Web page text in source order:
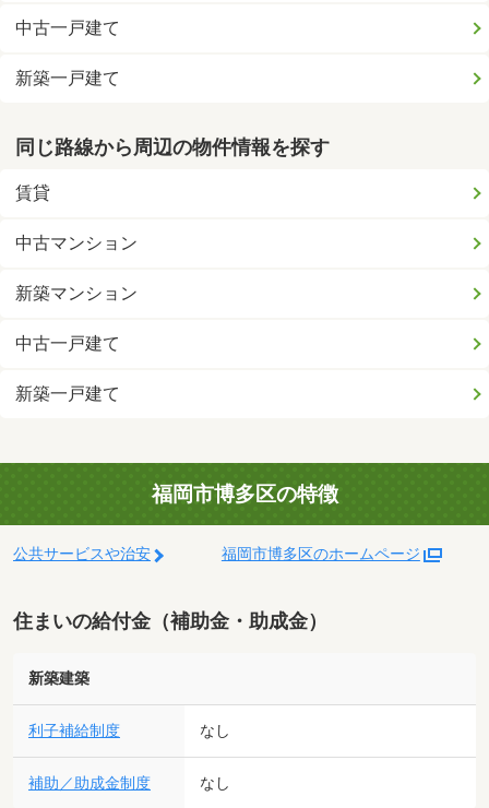
中古一戸建て
新築一戸建て
同じ路線から周辺の物件情報を探す
賃貸
中古マンション
新築マンション
中古一戸建て
新築一戸建て
福岡市博多区の特徴
公共サービスや治安 福岡市博多区のホームページ
住まいの給付金（補助金・助成金）
新築建築
利子補給制度 なし
補助／助成金制度 なし